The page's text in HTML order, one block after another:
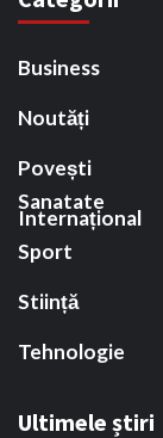
Business
Noutăți
Povești
Internațional
Sanatate
Sport
Stiință
Tehnologie
Ultimele știri